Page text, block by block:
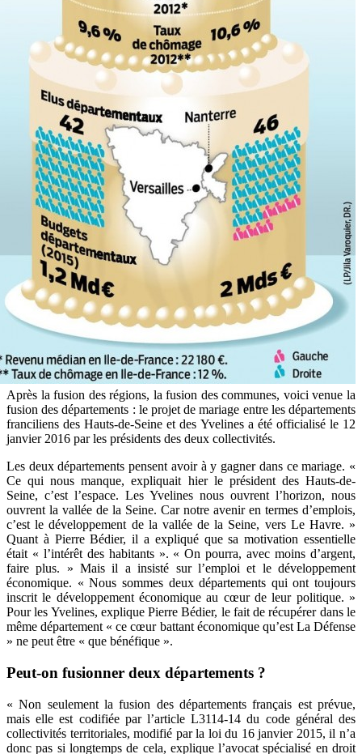
Après la fusion des régions, la fusion des communes, voici venue la
fusion des départements : le projet de mariage entre les départements
franciliens des Hauts-de-Seine et des Yvelines a été officialisé le 12
janvier 2016 par les présidents des deux collectivités.
Les deux départements pensent avoir à y gagner dans ce mariage. «
Ce qui nous manque, expliquait hier le président des Hauts-de-
Seine, c’est l’espace. Les Yvelines nous ouvrent l’horizon, nous
ouvrent la vallée de la Seine. Car notre avenir en termes d’emplois,
c’est le développement de la vallée de la Seine, vers Le Havre. »
Quant à Pierre Bédier, il a expliqué que sa motivation essentielle
était « l’intérêt des habitants ». « On pourra, avec moins d’argent,
faire plus. » Mais il a insisté sur l’emploi et le développement
économique. « Nous sommes deux départements qui ont toujours
inscrit le développement économique au cœur de leur politique. »
Pour les Yvelines, explique Pierre Bédier, le fait de récupérer dans le
même département « ce cœur battant économique qu’est La Défense
» ne peut être « que bénéfique ».
Peut-on fusionner deux départements ?
« Non seulement la fusion des départements français est prévue,
mais elle est codifiée par l’article L3114-14 du code général des
collectivités territoriales, modifié par la loi du 16 janvier 2015, il n’a
donc pas si longtemps de cela, explique l’avocat spécialisé en droit